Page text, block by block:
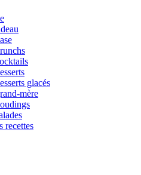
glacés
mère
recettes